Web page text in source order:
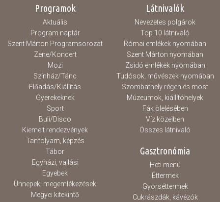
Programok
Aktuális
Program naptár
Szent Márton Programsorozat
Zene/Koncert
Mozi
Színház/Tánc
Előadás/Kiállítás
Gyerekeknek
Sport
Buli/Disco
Kiemelt rendezvények
Tanfolyam, képzés
Tábor
Egyházi, vallási
Egyebek
Ünnepek, megemlékezések
Megyei kitekintő
Látnivalók
Nevezetes polgárok
Top 10 látnivaló
Római emlékek nyomában
Szent Márton nyomában
Zsidó emlékek nyomában
Tudósok, művészek nyomában
Szombathely régen és most
Múzeumok, kiállítóhelyek
Fák ölelésében
Víz közelben
Összes látnivaló
Gasztronómia
Heti menü
Éttermek
Gyorséttermek
Cukrászdák, kávézók